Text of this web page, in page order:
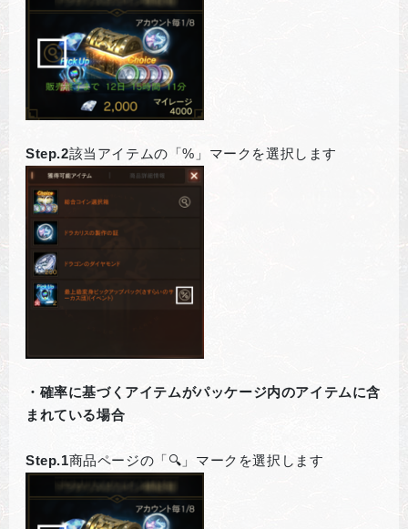
Step.2該当アイテムの「%」マークを選択します
・確率に基づくアイテムがパッケージ内のアイテムに含
まれている場合
Step.1商品ページの「🔍」マークを選択します